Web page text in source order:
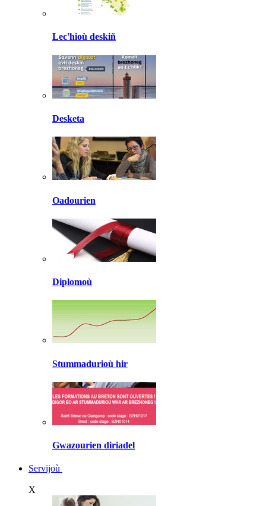
Lec'hioù deskiñ
Desketa
Oadourien
Diplomoù
Stummadurioù hir
Gwazourien diriadel
Servijoù
X